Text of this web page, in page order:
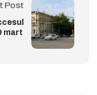
Post
mart